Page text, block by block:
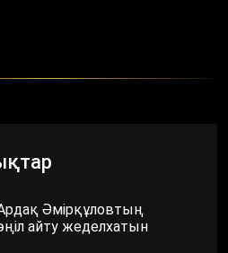
Әмірқұловтың
айту жеделхатын